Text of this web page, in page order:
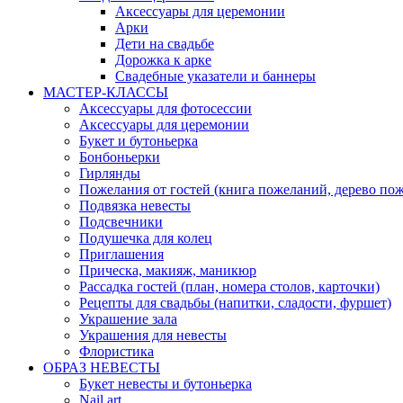
Аксессуары для церемонии
Арки
Дети на свадьбе
Дорожка к арке
Свадебные указатели и баннеры
МАСТЕР-КЛАССЫ
Аксессуары для фотосессии
Аксессуары для церемонии
Букет и бутоньерка
Бонбоньерки
Гирлянды
Пожелания от гостей (книга пожеланий, дерево
Подвязка невесты
Подсвечники
Подушечка для колец
Приглашения
Прическа, макияж, маникюр
Рассадка гостей (план, номера столов, карточки)
Рецепты для свадьбы (напитки, сладости, фуршет)
Украшение зала
Украшения для невесты
Флористика
ОБРАЗ НЕВЕСТЫ
Букет невесты и бутоньерка
Nail art